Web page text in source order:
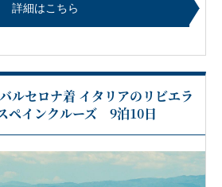
詳細はこちら
ルセロナ着 イタリアのリビエラ
ペインクルーズ 9泊10日